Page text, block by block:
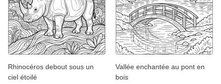
Rhinocéros debout sous un
ciel étoilé
Vallée enchantée au pont en
bois